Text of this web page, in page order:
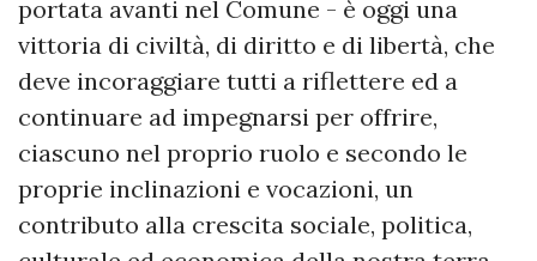
portata avanti nel Comune - è oggi una
vittoria di civiltà, di diritto e di libertà, che
deve incoraggiare tutti a riflettere ed a
continuare ad impegnarsi per offrire,
ciascuno nel proprio ruolo e secondo le
proprie inclinazioni e vocazioni, un
contributo alla crescita sociale, politica,